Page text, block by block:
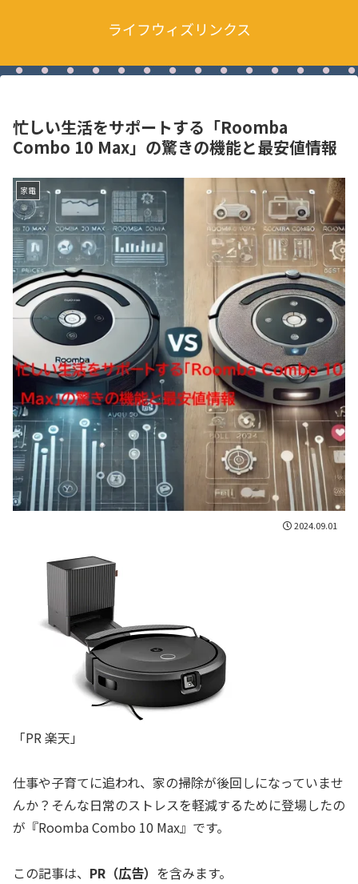
ライフウィズリンクス
忙しい生活をサポートする「Roomba
Combo 10 Max」の驚きの機能と最安値情報
家電
2024.09.01
「PR 楽天」
仕事や子育てに追われ、家の掃除が後回しになっていませ
んか？そんな日常のストレスを軽減するために登場したの
が『Roomba Combo 10 Max』です。
この記事は、 PR（広告） を含みます。